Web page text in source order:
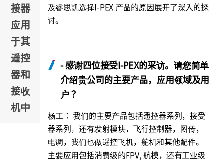
接器
应用
于其
遥控
器和
接收
机中
及睿思凯选择I-PEX 产品的原因展开了深入的探
讨。
- 感谢四位接受I-PEX的采访。请您简单
介绍贵公司的主要产品，应用领域及用
户？
杨工： 我们的主要产品包括遥控器系列，接受
器系列，还有发射模块，飞行控制器，图传，
电调，我们也做遥控飞机，舵机和其他配件。
主要应用包括消费级的FPV, 航模，还有工业级